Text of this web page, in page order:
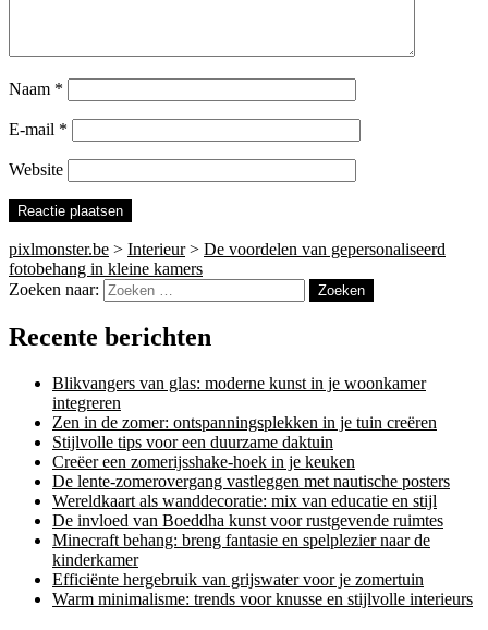
Naam *
E-mail *
Website
pixlmonster.be > Interieur> De voordelen van gepersonaliseerd
fotobehang in kleine kamers
Zoeken naar:
Recente berichten
Blikvangers van glas: moderne kunst in je woonkamer
integreren
Zen in de zomer: ontspanningsplekken in je tuin creëren
Stijlvolle tips voor een duurzame daktuin
Creëer een zomerijsshake-hoek in je keuken
De lente-zomerovergang vastleggen met nautische posters
Wereldkaart als wanddecoratie: mix van educatie en stijl
De invloed van Boeddha kunst voor rustgevende ruimtes
Minecraft behang: breng fantasie en spelplezier naar de
kinderkamer
Efficiënte hergebruik van grijswater voor je zomertuin
Warm minimalisme: trends voor knusse en stijlvolle interieurs